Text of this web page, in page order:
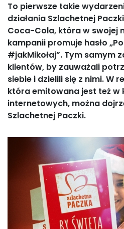
To pierwsze takie
działania Szlachetnej
Coca-Cola, która w swojej
kampanii promuje hasło
#jakMikołaj”. Tym samym
klientów, by zauważali
siebie i dzielili się z nimi. W
która emitowana jest też w
internetowych, można
Szlachetnej Paczki.